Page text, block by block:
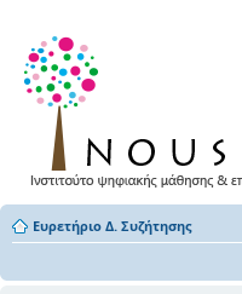
Ευρετήριο Δ. Συζήτησης